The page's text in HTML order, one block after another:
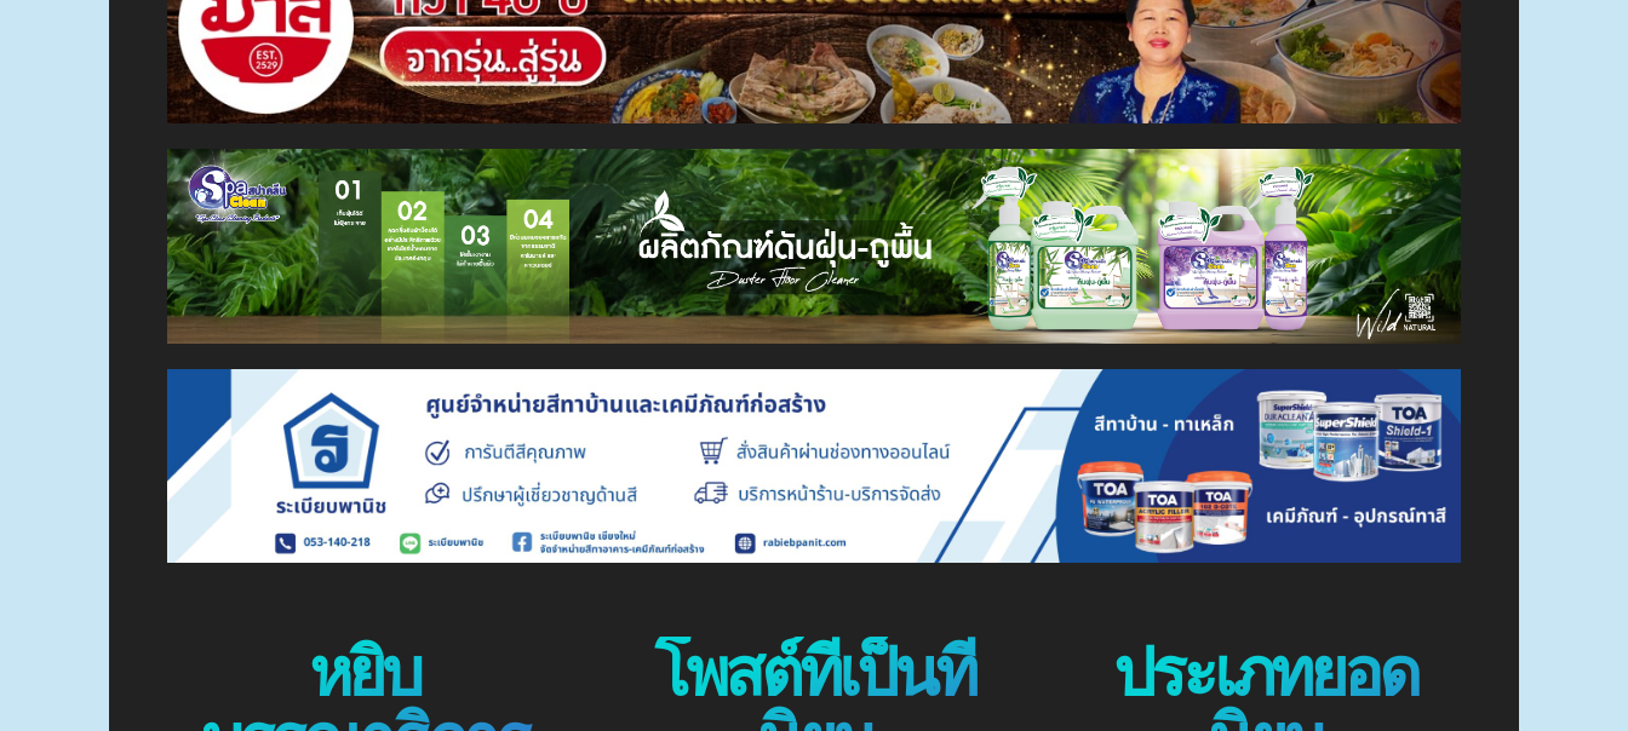
หยิบ โพสต์ที่เป็นที่ ประเภทยอด